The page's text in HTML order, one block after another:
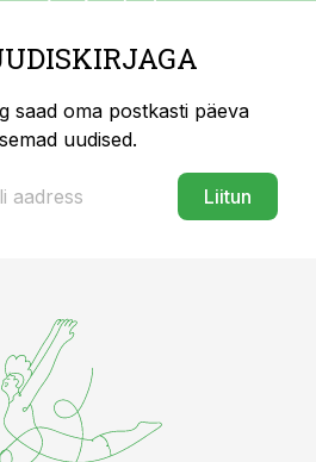
saad oma postkasti päeva
uudised.
Liitun